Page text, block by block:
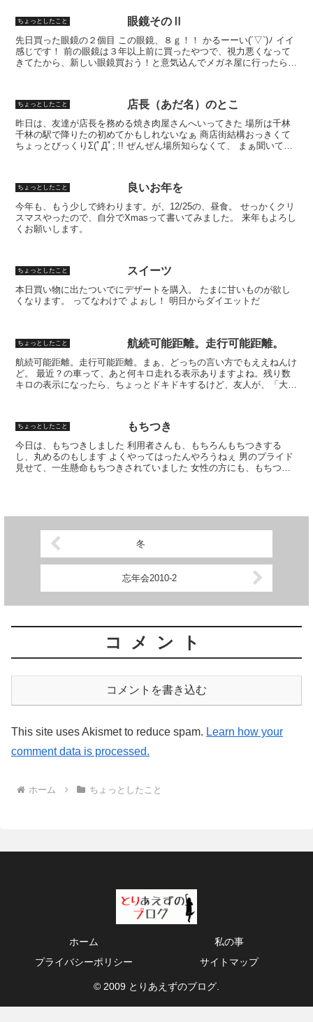
ちょっとしたこと 眼鏡そのⅡ
先日買った眼鏡の２個目 この眼鏡、８ｇ！！ かるーーい(´▽`)ﾉ イイ
感じです！ 前の眼鏡は３年以上前に買ったやつで、視力悪くなって
きてたから、新しい眼鏡買おう！と意気込んでメガネ屋に行ったら視
ちょっとしたこと 店長（あだ名）のとこ
昨日は、友達が店長を務める焼き肉屋さんへいってきた 場所は千林
千林の駅で降りたの初めてかもしれないなぁ 商店街結構おっきくて
ちょっとびっくりΣ(ﾟДﾟ; !! ぜんぜん場所知らなくて、 まぁ聞いてて
ちょっとしたこと 良いお年を
今年も、もう少しで終わります。が、12/25の、昼食。 せっかくクリ
スマスやったので、自分でXmasって書いてみました。 来年もよろし
くお願いします。
ちょっとしたこと スイーツ
本日買い物に出たついでにデザートを購入。 たまに甘いものが欲し
くなります。 ってなわけで よぉし！ 明日からダイエットだ
ちょっとしたこと 航続可能距離。走行可能距離。
航続可能距離。走行可能距離。まぁ、どっちの言い方でもええねんけ
ど。 最近？の車って、あと何キロ走れる表示ありますよね。残り数
キロの表示になったら、ちょっとドキドキするけど、友人が、「大丈
ちょっとしたこと もちつき
今日は、もちつきしました 利用者さんも、もちろんもちつきする
し、丸めるのもします よくやってはったんやろうねぇ 男のプライド
見せて、一生懸命もちつきされていました 女性の方にも、もちつき
冬
忘年会2010-2
コメント
コメントを書き込む
This site uses Akismet to reduce spam. Learn how your
comment data is processed.
ホーム ちょっとしたこと
ホーム
私の事
プライバシーポリシー
サイトマップ
© 2009 とりあえずのブログ.